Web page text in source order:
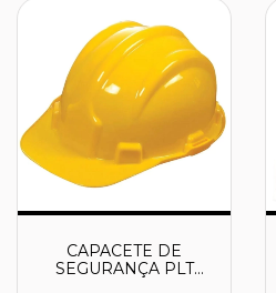
CAPACETE DE
SEGURANÇA PLT